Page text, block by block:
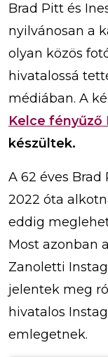
Brad Pitt és
nyilvánosan a
olyan közös
hivatalossá
médiában. A
Kelce fényűző
készültek.
A 62 éves Brad
2022 óta
eddig
Most azonban
Zanoletti
jelentek meg
hivatalos
emlegetnek.